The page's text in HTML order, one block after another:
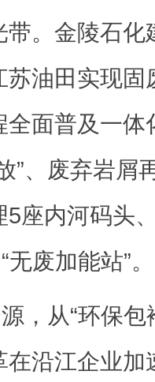
。金陵石化
油田实现固
全面普及一
”、废弃岩屑
座内河码头
废加能站”。
从“环保包
沿江企业加